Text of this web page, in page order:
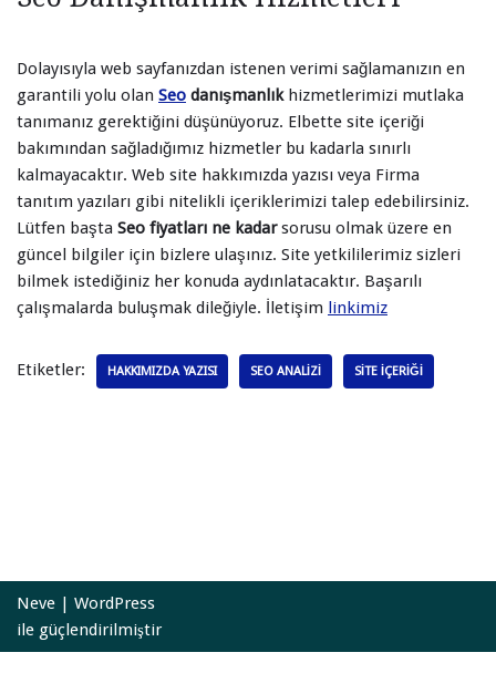
Dolayısıyla web sayfanızdan istenen verimi sağlamanızın en
garantili yolu olan Seo danışmanlıkhizmetlerimizi mutlaka
tanımanız gerektiğini düşünüyoruz. Elbette site içeriği
bakımından sağladığımız hizmetler bu kadarla sınırlı
kalmayacaktır. Web site hakkımızda yazısı veya Firma
tanıtım yazıları gibi nitelikli içeriklerimizi talep edebilirsiniz.
Lütfen başta Seo fiyatları ne kadarsorusu olmak üzere en
güncel bilgiler için bizlere ulaşınız. Site yetkililerimiz sizleri
bilmek istediğiniz her konuda aydınlatacaktır. Başarılı
çalışmalarda buluşmak dileğiyle. İletişim linkimiz
Etiketler: HAKKIMIZDA YAZISI SEO ANALIZI SITE IÇERIĞI
Neve | WordPress
ile güçlendirilmiştir